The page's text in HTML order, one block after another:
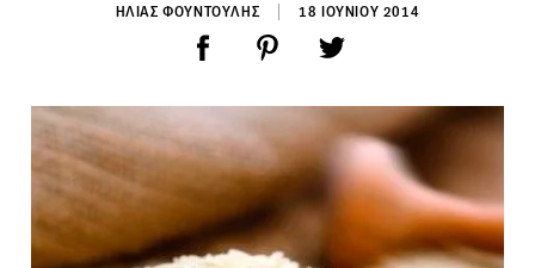
ΗΛΙΑΣ ΦΟΥΝΤΟΥΛΗΣ 18 ΙΟΥΝΙΟΥ 2014